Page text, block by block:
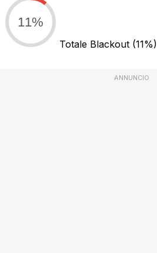
11%
Totale Blackout (11%)
ANNUNCIO